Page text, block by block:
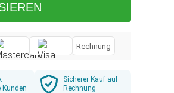
Rechnung
Kunden
Sicherer Kauf auf
Rechnung